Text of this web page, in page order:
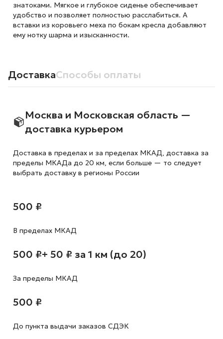
знатоками. Мягкое и глубокое сиденье обеспечивает
удобство и позволяет полностью расслабиться. А
вставки из коровьего меха по бокам кресла добавляют
ему нотку шарма и изысканности.
ДоставкаСпособы оплаты
Москва и Московская область —
доставка курьером
Доставка в пределах и за пределах МКАД, доставка за
пределы МКАДа до 20 км, если больше — то следует
выбрать доставку в регионы России
500 ₽
В пределах МКАД
500 ₽+ 50 ₽ за 1 км (до 20)
За пределы МКАД
500 ₽
До пункта выдачи заказов СДЭК